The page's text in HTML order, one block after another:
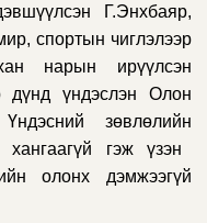
Г.Энхбаяр,
спортын чиглэлээр
нарын ирүүлсэн
дүнд үндэслэнОлон
зөвлөлийн
гэж үзэн
олонх дэмжээгүй